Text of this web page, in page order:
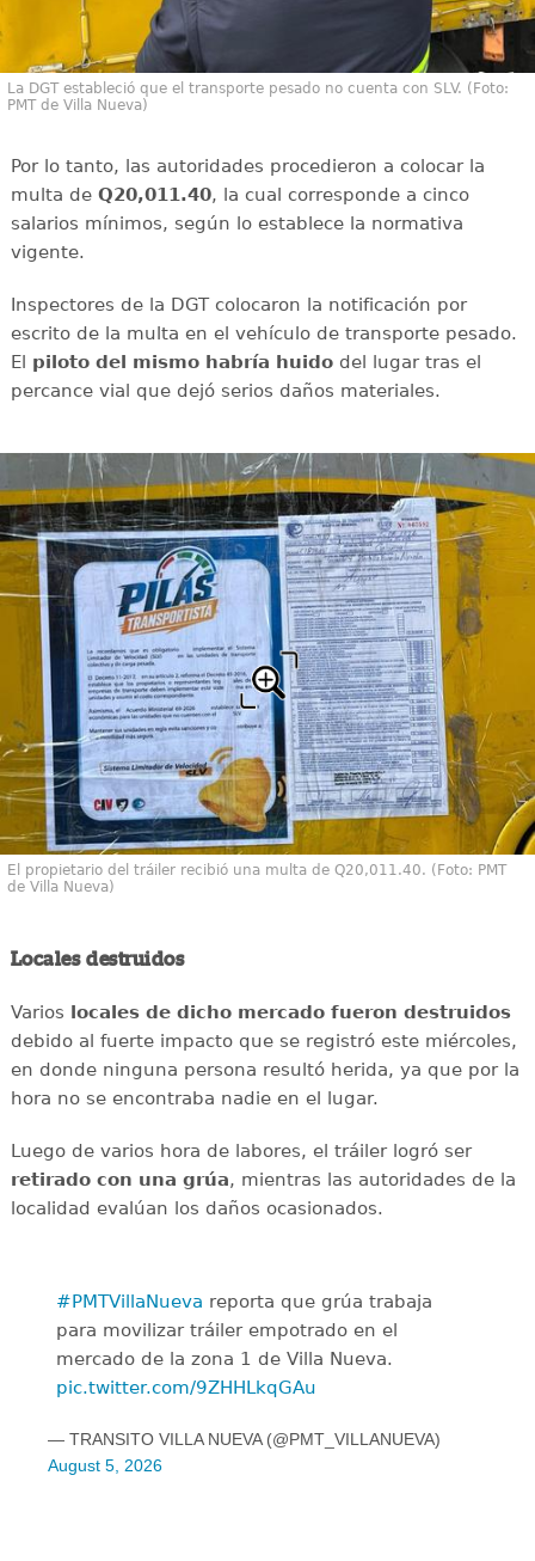
La DGT estableció que el transporte pesado no cuenta con SLV. (Foto:
PMT de Villa Nueva)
Por lo tanto, las autoridades procedieron a colocar la
multa de Q20,011.40, la cual corresponde a cinco
salarios mínimos, según lo establece la normativa
vigente.
Inspectores de la DGT colocaron la notificación por
escrito de la multa en el vehículo de transporte pesado.
El piloto del mismo habría huidodel lugar tras el
percance vial que dejó serios daños materiales.
El propietario del tráiler recibió una multa de Q20,011.40. (Foto: PMT
de Villa Nueva)
Locales destruidos
Varios
locales de dicho mercado fueron destruidos
debido al fuerte impacto que se registró este miércoles,
en donde ninguna persona resultó herida, ya que por la
hora no se encontraba nadie en el lugar.
Luego de varios hora de labores, el tráiler logró ser
retirado con una grúa, mientras las autoridades de la
localidad evalúan los daños ocasionados.
#PMTVillaNueva reporta que grúa trabaja
para movilizar tráiler empotrado en el
mercado de la zona 1 de Villa Nueva.
pic.twitter.com/9ZHHLkqGAu
— TRANSITO VILLA NUEVA (@PMT_VILLANUEVA)
August 5, 2026